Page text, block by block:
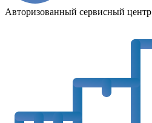
Авторизованный сервисный центр